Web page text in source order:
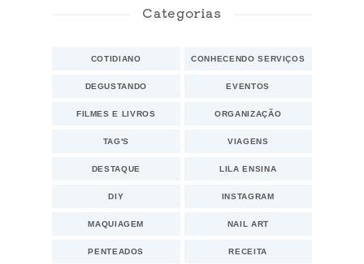
Categorias
COTIDIANO CONHECENDO SERVIÇOS
DEGUSTANDO EVENTOS
FILMES E LIVROS ORGANIZAÇÃO
TAG'S VIAGENS
DESTAQUE LILA ENSINA
DIY INSTAGRAM
MAQUIAGEM NAIL ART
PENTEADOS RECEITA